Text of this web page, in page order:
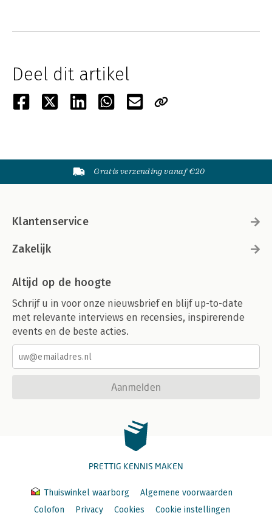
Deel dit artikel
Gratis verzending vanaf €20
Klantenservice
Zakelijk
Altijd op de hoogte
Schrijf u in voor onze nieuwsbrief en blijf up-to-date
met relevante interviews en recensies, inspirerende
events en de beste acties.
Aanmelden
PRETTIG KENNIS MAKEN
Thuiswinkel waarborg
Algemene voorwaarden
Colofon
Privacy Cookies Cookie instellingen